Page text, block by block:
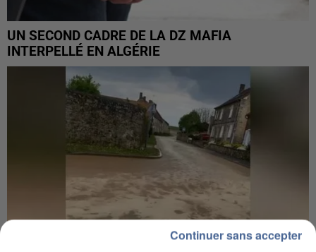
UN SECOND CADRE DE LA DZ MAFIA
INTERPELLÉ EN ALGÉRIE
Continuer sans accepter